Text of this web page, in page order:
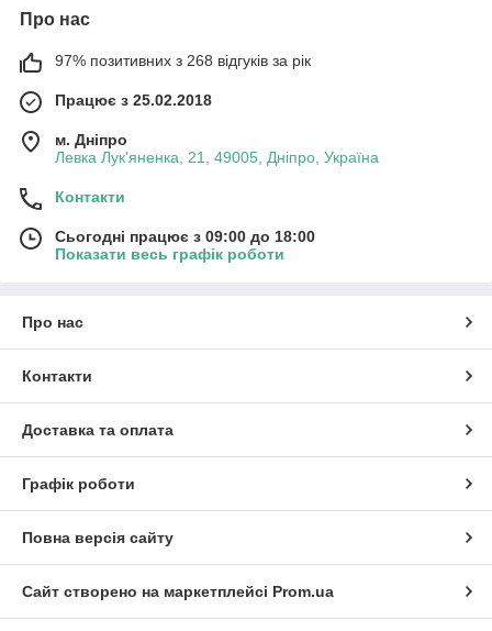
Про нас
97% позитивних з 268 відгуків за рік
Працює з 25.02.2018
м. Дніпро
Левка Лук'яненка, 21, 49005, Дніпро, Україна
Контакти
Сьогодні працює з 09:00 до 18:00
Показати весь графік роботи
Про нас
Контакти
Доставка та оплата
Графік роботи
Повна версія сайту
Сайт створено на маркетплейсі Prom.ua